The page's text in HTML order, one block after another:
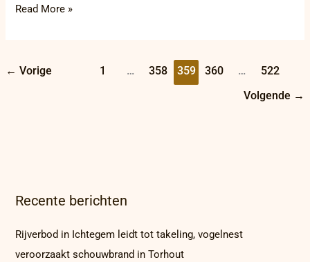
Read More »
← Vorige 1 … 358 359 360 … 522
Volgende →
Recente berichten
Rijverbod in Ichtegem leidt tot takeling, vogelnest
veroorzaakt schouwbrand in Torhout